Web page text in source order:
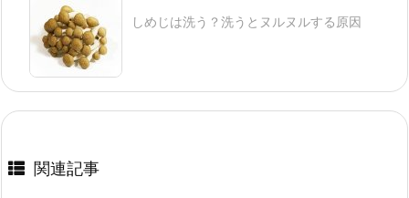
しめじは洗う？洗うとヌルヌルする原因
関連記事